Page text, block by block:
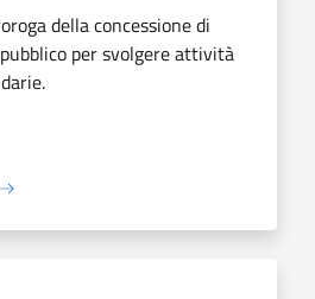
della concessione di
per svolgere attività